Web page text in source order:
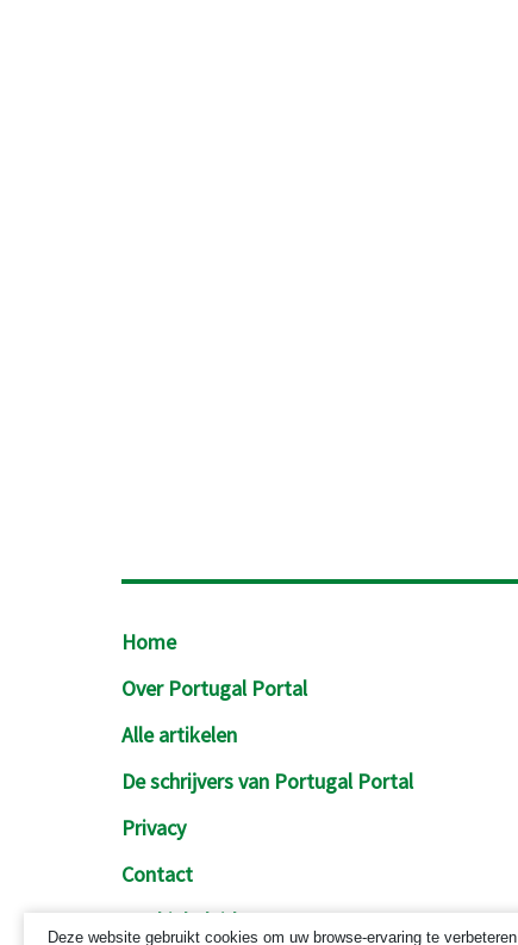
Footer
Home
Over Portugal Portal
Alle artikelen
De schrijvers van Portugal Portal
Privacy
Contact
Cookiebeleid
Deze website gebruikt cookies om uw browse-ervaring te verbeteren